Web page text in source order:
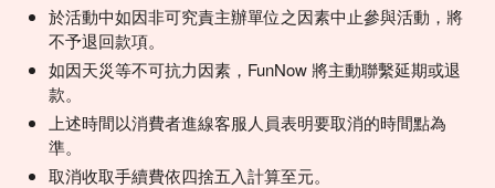
於活動中如因非可究責主辦單位之因素中止參與活動，將
不予退回款項。
如因天災等不可抗力因素，FunNow 將主動聯繫延期或退
款。
上述時間以消費者進線客服人員表明要取消的時間點為
準。
取消收取手續費依四捨五入計算至元。